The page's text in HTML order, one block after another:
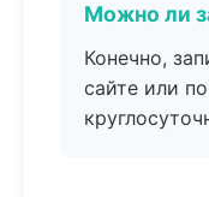
Можно ли
Конечно,
сайте или